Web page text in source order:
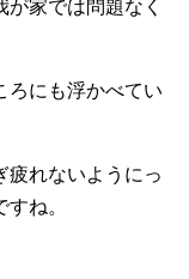
家では問題なく
ろにも浮かべてい
疲れないようにっ
ね。